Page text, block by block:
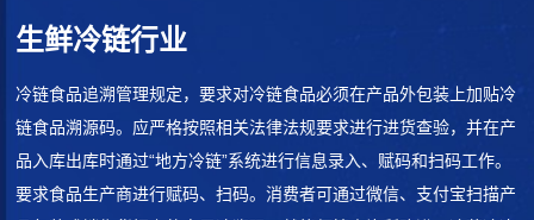
生鲜冷链行业
冷链食品追溯管理规定，要求对冷链食品必须在产品外包装上加贴冷
链食品溯源码。应严格按照相关法律法规要求进行进货查验，并在产
品入库出库时通过“地方冷链”系统进行信息录入、赋码和扫码工作。
要求食品生产商进行赋码、扫码。消费者可通过微信、支付宝扫描产